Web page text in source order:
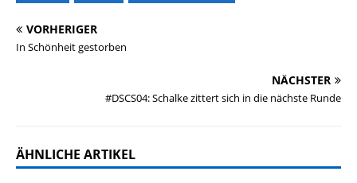
VORHERIGER
In Schönheit gestorben
NÄCHSTER
#DSCS04: Schalke zittert sich in die nächste Runde
ÄHNLICHE ARTIKEL